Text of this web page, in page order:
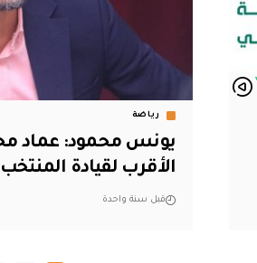
رياضة
يونس محمود: عماد
الأقرب لقيادة
قبل سنة واحدة